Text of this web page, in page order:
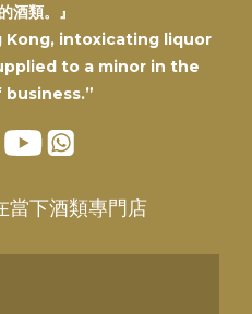
酒類。』
Kong, intoxicating liquor
to a minor in the
當下酒類專門店